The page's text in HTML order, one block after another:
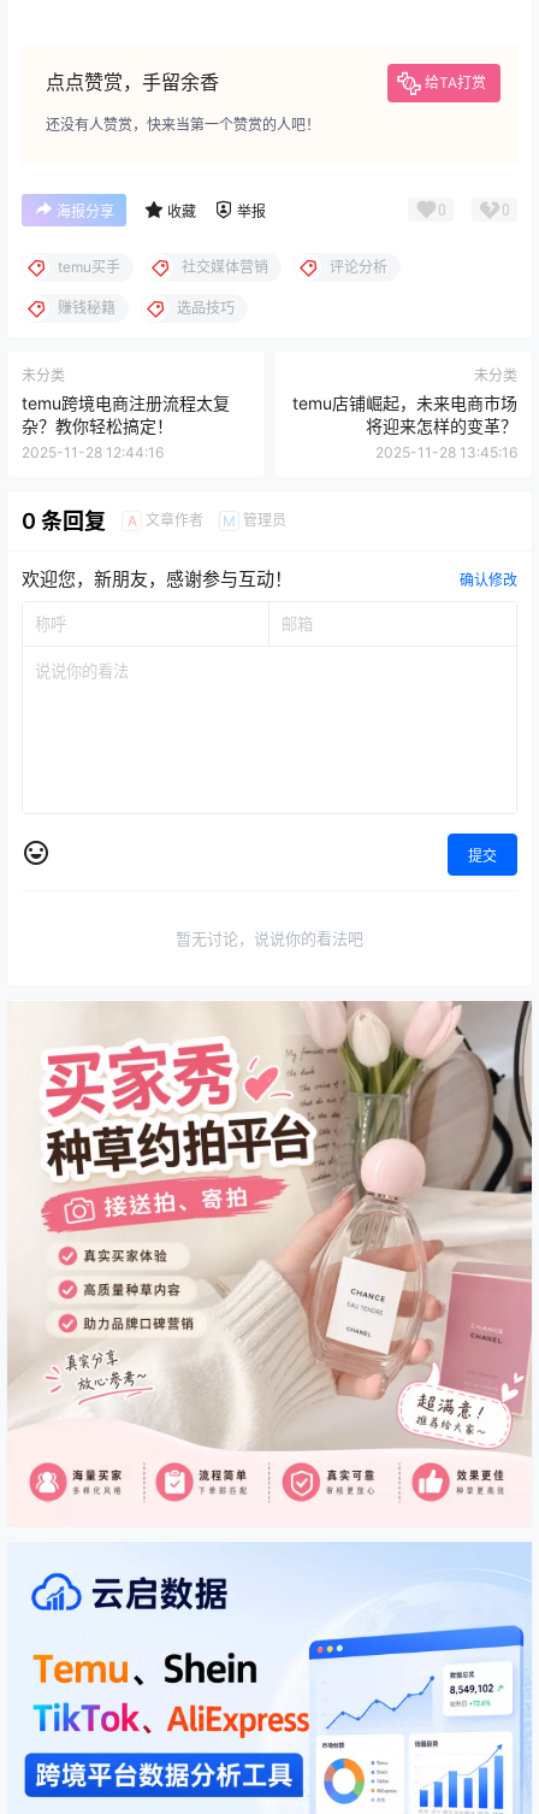
点点赞赏，手留余香 给TA打赏
还没有人赞赏，快来当第一个赞赏的人吧！
海报分享 收藏 举报 0 0
temu买手 社交媒体营销 评论分析
赚钱秘籍 选品技巧
未分类
temu跨境电商注册流程太复
杂？教你轻松搞定！
2025-11-28 12:44:16
未分类
temu店铺崛起，未来电商市场
将迎来怎样的变革？
2025-11-28 13:45:16
0 条回复 A 文章作者 M 管理员
欢迎您，新朋友，感谢参与互动！ 确认修改
提交
暂无讨论，说说你的看法吧